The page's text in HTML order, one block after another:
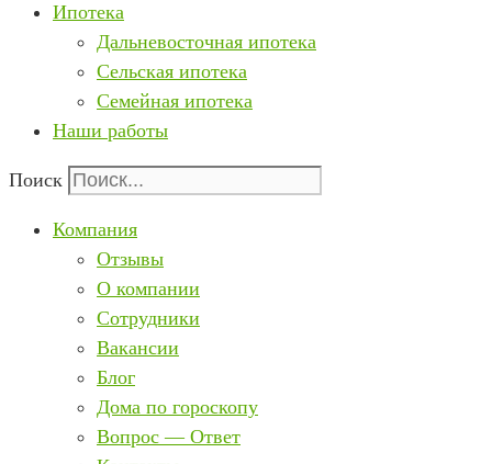
Ипотека
Дальневосточная ипотека
Сельская ипотека
Семейная ипотека
Наши работы
Поиск
Компания
Отзывы
О компании
Сотрудники
Вакансии
Блог
Дома по гороскопу
Вопрос — Ответ